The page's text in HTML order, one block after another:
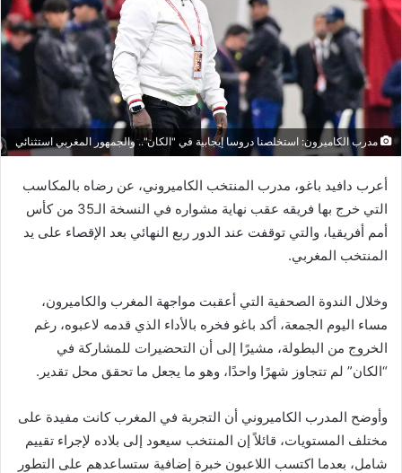
مدرب الكاميرون: استخلصنا دروسا إيجابية في "الكان".. والجمهور المغربي استثنائي
أعرب دافيد باغو، مدرب المنتخب الكاميروني، عن رضاه بالمكاسب
التي خرج بها فريقه عقب نهاية مشواره في النسخة الـ35 من كأس
أمم أفريقيا، والتي توقفت عند الدور ربع النهائي بعد الإقصاء على يد
المنتخب المغربي.
وخلال الندوة الصحفية التي أعقبت مواجهة المغرب والكاميرون،
مساء اليوم الجمعة، أكد باغو فخره بالأداء الذي قدمه لاعبوه، رغم
الخروج من البطولة، مشيرًا إلى أن التحضيرات للمشاركة في
“الكان” لم تتجاوز شهرًا واحدًا، وهو ما يجعل ما تحقق محل تقدير.
وأوضح المدرب الكاميروني أن التجربة في المغرب كانت مفيدة على
مختلف المستويات، قائلاً إن المنتخب سيعود إلى بلاده لإجراء تقييم
شامل، بعدما اكتسب اللاعبون خبرة إضافية ستساعدهم على التطور